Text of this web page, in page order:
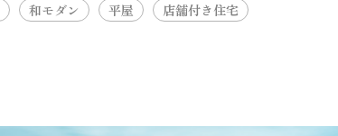
モデルハウス
和モダン 平屋
店舗付き住宅